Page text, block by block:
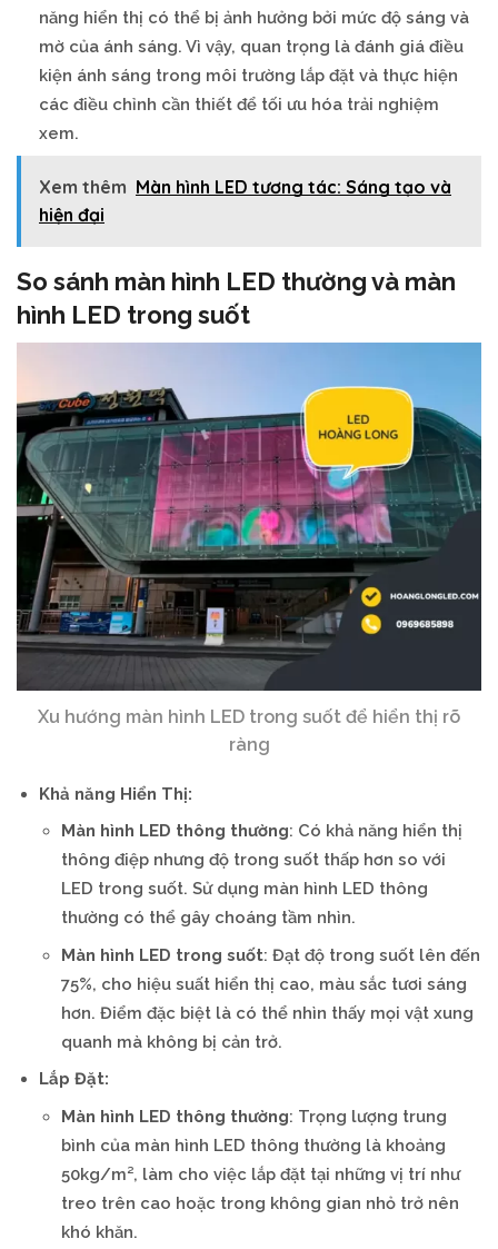
năng hiển thị có thể bị ảnh hưởng bởi mức độ sáng và
mờ của ánh sáng. Vì vậy, quan trọng là đánh giá điều
kiện ánh sáng trong môi trường lắp đặt và thực hiện
các điều chỉnh cần thiết để tối ưu hóa trải nghiệm
xem.
Xem thêm Màn hình LED tương tác: Sáng tạo và
hiện đại
So sánh màn hình LED thường và màn
hình LED trong suốt
Xu hướng màn hình LED trong suốt để hiển thị rõ
ràng
Khả năng Hiển Thị:
Màn hình LED thông thường: Có khả năng hiển thị
thông điệp nhưng độ trong suốt thấp hơn so với
LED trong suốt. Sử dụng màn hình LED thông
thường có thể gây choáng tầm nhìn.
Màn hình LED trong suốt: Đạt độ trong suốt lên đến
75%, cho hiệu suất hiển thị cao, màu sắc tươi sáng
hơn. Điểm đặc biệt là có thể nhìn thấy mọi vật xung
quanh mà không bị cản trở.
Lắp Đặt:
Màn hình LED thông thường: Trọng lượng trung
bình của màn hình LED thông thường là khoảng
50kg/m², làm cho việc lắp đặt tại những vị trí như
treo trên cao hoặc trong không gian nhỏ trở nên
khó khăn.